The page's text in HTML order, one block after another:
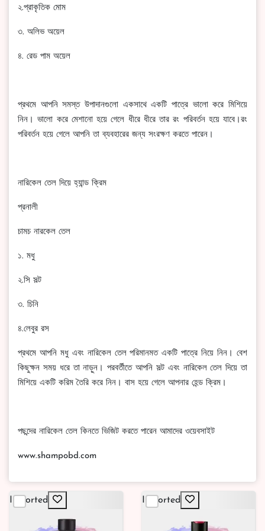
২.প্রাকৃতিক মোম
৩. অলিভ অয়েল
৪. রেড পাম অয়েল
প্রথমে আপনি সমস্ত উপাদানগুলো একসাথে একটি পাত্রে ভালো করে মিশিয়ে
নিন। ভালো করে মেশানো হয়ে গেলে ধীরে ধীরে তার রং পরিবর্তন হয়ে যাবে।রং
পরিবর্তন হয়ে গেলে আপনি তা ব্যবহারের জন্য সংরক্ষণ করতে পারেন।
নারিকেল তেল দিয়ে হ্যান্ড ক্রিম
প্রনালী
চামচ নারকেল তেল
১. মধু
২.সি সল্ট
৩. চিনি
৪.লেবুর রস
প্রথমে আপনি মধু এবং নারিকেল তেল পরিমানমত একটি পাত্রে নিয়ে নিন। বেশ
কিছুক্ষন সময় ধরে তা নাড়ুন। পরবর্তীতে আপনি সল্ট এবং নারিকেল তেল দিয়ে তা
মিশিয়ে একটি করিম তৈরি করে নিন। বাস হয়ে গেলে আপনার হেন্ড ক্রিম।
পছন্দের নারিকেল তেল কিনতে ভিজিট করতে পারেন আমাদের ওয়েবসাইট
www.shampobd.com
Imported Imported